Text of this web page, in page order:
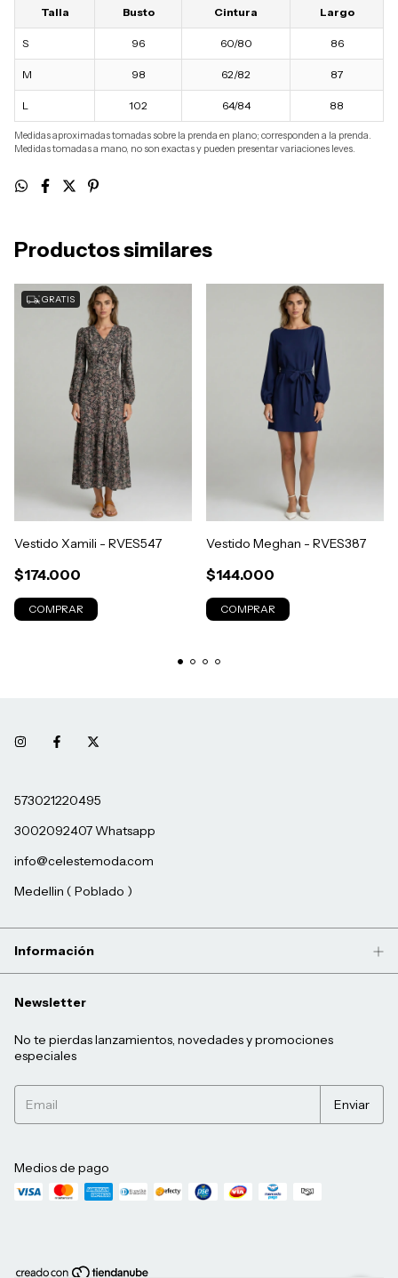
Talla Busto Cintura Largo
S 96 60/80 86
M 98 62/82 87
L 102 64/84 88
Medidas aproximadas tomadas sobre la prenda en plano; corresponden a la prenda.
Medidas tomadas a mano, no son exactas y pueden presentar variaciones leves.
Productos similares
GRATIS
Vestido Xamili - RVES547
$174.000
COMPRAR
Vestido Meghan - RVES387
$144.000
COMPRAR
573021220495
3002092407 Whatsapp
info@celestemoda.com
Medellin ( Poblado )
Información
Newsletter
No te pierdas lanzamientos, novedades y promociones
especiales
Medios de pago